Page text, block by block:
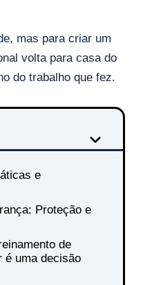
mas para criar um
volta para casa do
do trabalho que fez.
e
Proteção e
de
é uma decisão